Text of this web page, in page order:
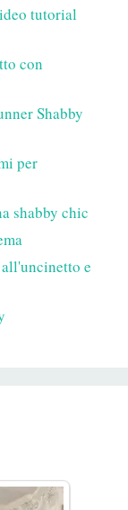
tutorial
con
Shabby
per
shabby chic
e